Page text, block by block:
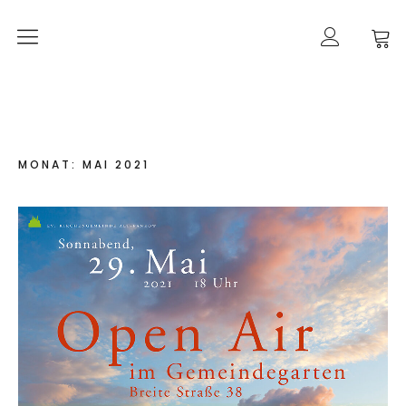
März 2021 –
der Orgeleinbau
April 2021 –
der Orgeleinbau
April 2021 –
die Intonation
Geschichte
MONAT: MAI 2021